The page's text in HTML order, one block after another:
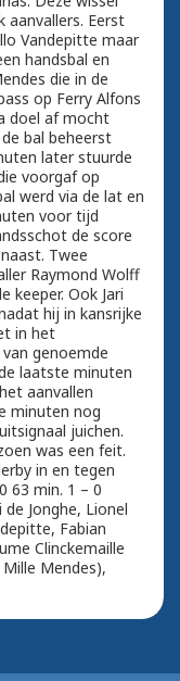
aanvallers. Eerst
Vandepitte maar
handsbal en
die in de
op Ferry Alfons
doel af mocht
bal beheerst
later stuurde
voorgaf op
werd via de lat en
voor tijd
de score
Twee
Raymond Wolff
keeper. Ook Jari
hij in kansrijke
in het
genoemde
laatste minuten
aanvallen
minuten nog
juichen.
was een feit.
in en tegen
63 min. 1 – 0
Jonghe, Lionel
Fabian
Clinckemaille
Mendes),